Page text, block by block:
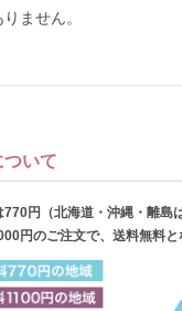
ません。
いて
770円（北海道・沖縄・離島
円のご注文で、送料無料と